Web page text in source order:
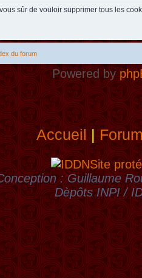
sûr de vouloir supprimer tous les
du forum
Powered by
Accueil|
Site
: Guillaume
Dèpôts INPI /